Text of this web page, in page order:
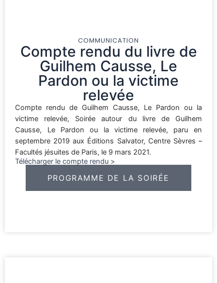
COMMUNICATION
Compte rendu du livre de
Guilhem Causse, Le
Pardon ou la victime
relevée
Compte rendu de Guilhem Causse, Le Pardon ou la
victime relevée, Soirée autour du livre de Guilhem
Causse, Le Pardon ou la victime relevée, paru en
septembre 2019 aux Éditions Salvator, Centre Sèvres –
Facultés jésuites de Paris, le 9 mars 2021.
Télécharger le compte rendu >
PROGRAMME DE LA SOIRÉE